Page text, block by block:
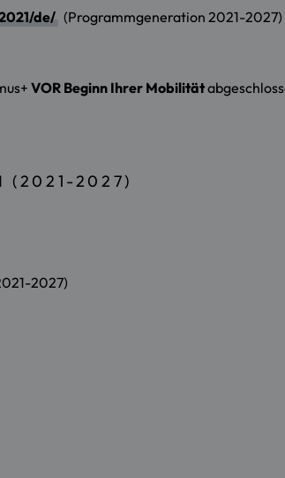
de/ (Programmgeneration 2021-2027)
VOR Beginn Ihrer Mobilität
(2021-2027)
2027)